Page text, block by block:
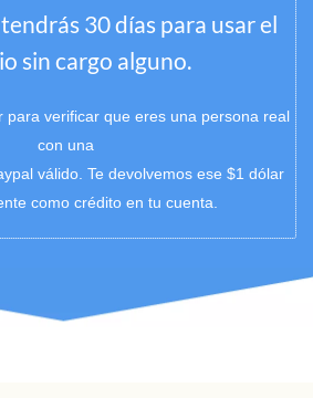
30 días para usar el
sin cargo alguno.
para verificar que eres una persona real
con una
válido. Te devolvemos ese $1 dólar
como crédito en tu cuenta.